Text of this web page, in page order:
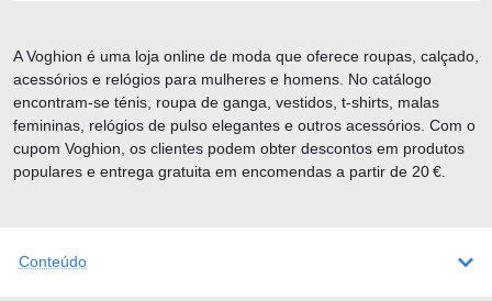
Conteúdo
A Voghion é uma loja online de moda que oferece roupas, calçado,
acessórios e relógios para mulheres e homens. No catálogo
encontram-se ténis, roupa de ganga, vestidos, t-shirts, malas
femininas, relógios de pulso elegantes e outros acessórios. Com o
cupom Voghion, os clientes podem obter descontos em produtos
populares e entrega gratuita em encomendas a partir de 20 €.